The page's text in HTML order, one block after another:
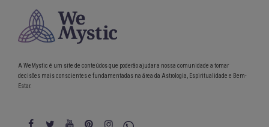
A WeMystic é um site de conteúdos que poderão ajudar a nossa comunidade a tomar
decisões mais conscientes e fundamentadas na área da Astrologia, Espiritualidade e Bem-
Estar.